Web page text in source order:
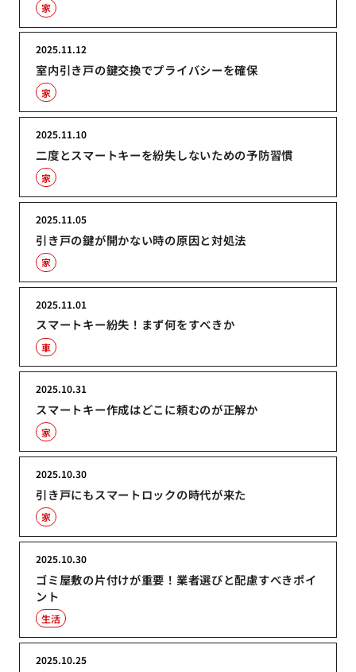
家
室内引き戸の鍵交換でプライバシーを確保
2025.11.12
家
二度とスマートキーを紛失しないための予防習慣
2025.11.10
家
引き戸の鍵が開かない時の原因と対処法
2025.11.05
家
スマートキー紛失！まず何をすべきか
2025.11.01
車
スマートキー作成はどこに頼むのが正解か
2025.10.31
家
引き戸にもスマートロックの時代が来た
2025.10.30
家
ゴミ屋敷の片付けが重要！業者選びと配慮すべきポイ
ント
2025.10.30
生活
2025.10.25